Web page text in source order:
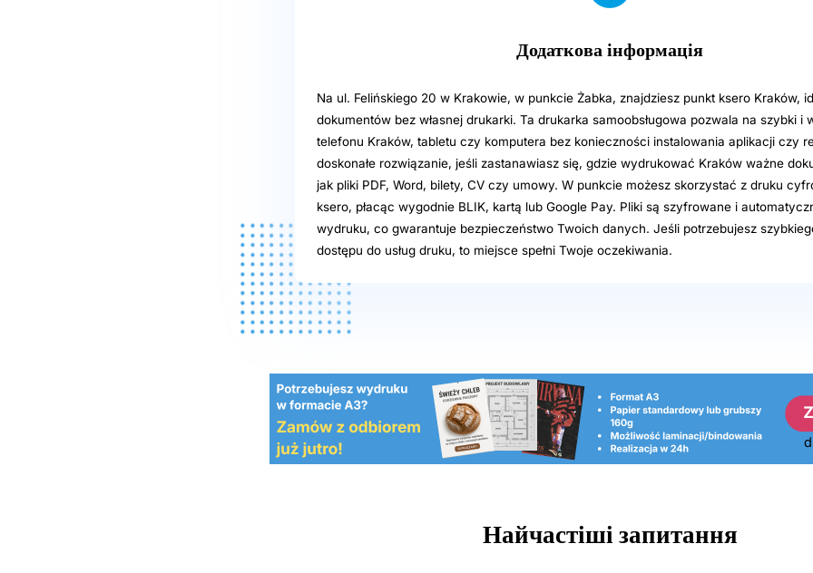
Додаткова інформація
Na ul. Felińskiego 20 w Krakowie, w punkcie Żabka, znajdziesz punkt ksero Kraków,
dokumentów bez własnej drukarki. Ta drukarka samoobsługowa pozwala na szybki i
telefonu Kraków, tabletu czy komputera bez konieczności instalowania aplikacji czy
doskonałe rozwiązanie, jeśli zastanawiasz się, gdzie wydrukować Kraków ważne
jak pliki PDF, Word, bilety, CV czy umowy. W punkcie możesz skorzystać z druku
ksero, płacąc wygodnie BLIK, kartą lub Google Pay. Pliki są szyfrowane i
wydruku, co gwarantuje bezpieczeństwo Twoich danych. Jeśli potrzebujesz
dostępu do usług druku, to miejsce spełni Twoje oczekiwania.
Найчастіші запитання